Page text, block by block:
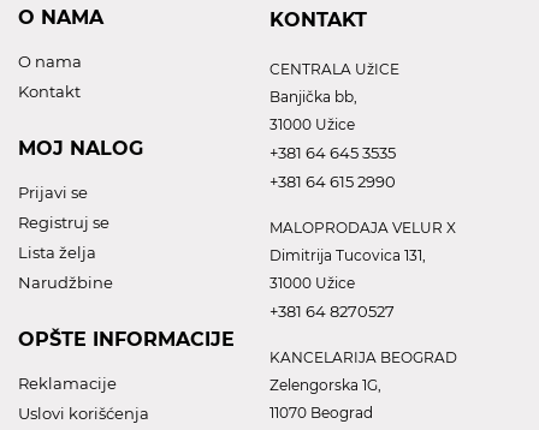
O NAMA
O nama
Kontakt
MOJ NALOG
Prijavi se
Registruj se
Lista želja
Narudžbine
OPŠTE INFORMACIJE
Reklamacije
Uslovi korišćenja
KONTAKT
CENTRALA UžICE
Banjička bb,
31000 Užice
+381 64 645 3535
+381 64 615 2990
MALOPRODAJA VELUR X
Dimitrija Tucovica 131,
31000 Užice
+381 64 8270527
KANCELARIJA BEOGRAD
Zelengorska 1G,
11070 Beograd